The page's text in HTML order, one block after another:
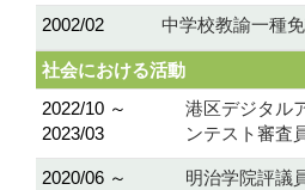
2002/02 中学校教諭一種免
社会における活動
2022/10 ～
2023/03
港区デジタル
ンテスト審査
2020/06 ～ 明治学院評議